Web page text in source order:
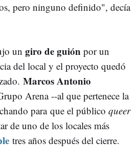
pero ninguno definido", decía
un giro de guión por un
del local y el proyecto quedó
Marcos Antonio
Arena --al que pertenece la
para que el público queer
de uno de los locales más
tres años después del cierre.